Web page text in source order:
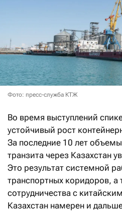
Фото: пресс-служба КТЖ
Во время выступлений
устойчивый рост
За последние 10 лет
транзита через Казахстан
Это результат системной
транспортных коридоров, а
сотрудничества с
Казахстан намерен и